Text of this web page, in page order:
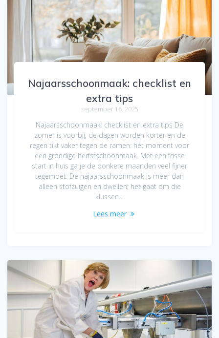
Najaarsschoonmaak: checklist en
extra tips
september 16, 2025
Najaarsschoonmaak: checklist en extra tips De
zomer is voorbij, de dagen worden korter en de
regen tikt vaker tegen de ramen: hét moment voor
een grondige herfstschoonmaak. Met een frisse
start in huis ga je de donkere maanden veel fijner
tegemoet. De najaarsschoonmaak is meer dan
alleen stofzuigen en dweilen; het gaat om die
klussen…
Lees meer